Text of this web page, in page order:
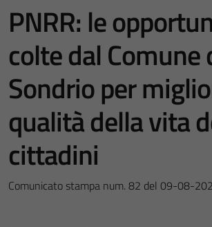
PNRR: le
colte dal Comune
Sondrio per
qualità della vita
cittadini
Comunicato stampa num. 82 del 09-08-